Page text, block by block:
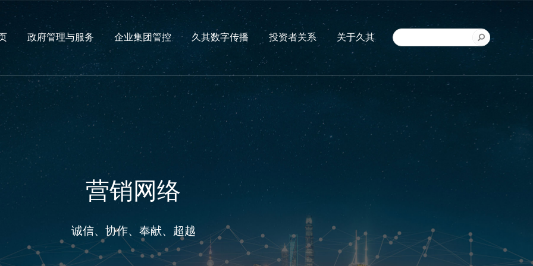
政府管理与服务 企业集团管控 久其数字传播 投资者关系 关于久其
营销网络
诚信、协作、奉献、超越